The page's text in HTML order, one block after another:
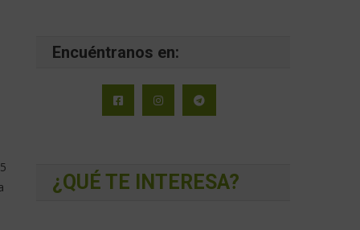
Encuéntranos en:
¿QUÉ TE INTERESA?